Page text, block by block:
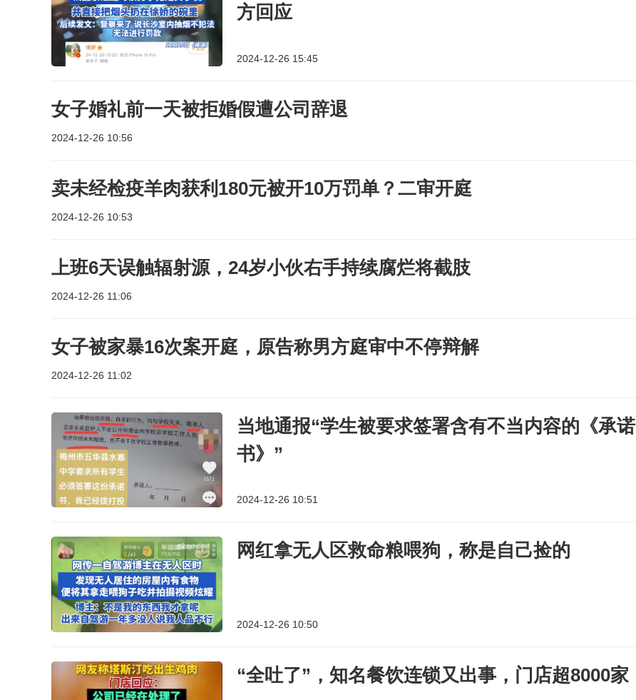
方回应
2024-12-26 15:45
女子婚礼前一天被拒婚假遭公司辞退
2024-12-26 10:56
卖未经检疫羊肉获利180元被开10万罚单？二审开庭
2024-12-26 10:53
上班6天误触辐射源，24岁小伙右手持续腐烂将截肢
2024-12-26 11:06
女子被家暴16次案开庭，原告称男方庭审中不停辩解
2024-12-26 11:02
当地通报“学生被要求签署含有不当内容的《承诺
书》”
2024-12-26 10:51
网红拿无人区救命粮喂狗，称是自己捡的
2024-12-26 10:50
“全吐了”，知名餐饮连锁又出事，门店超8000家